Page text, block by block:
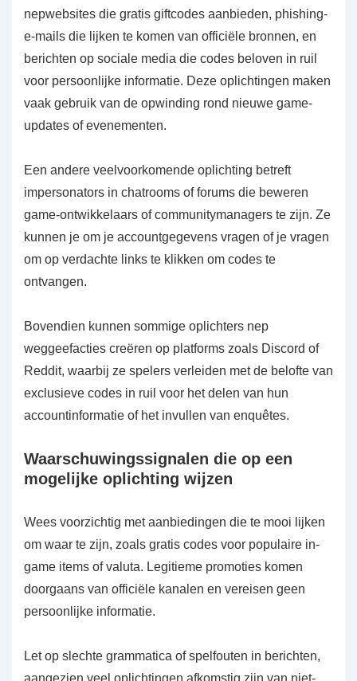
nepwebsites die gratis giftcodes aanbieden, phishing-
e-mails die lijken te komen van officiële bronnen, en
berichten op sociale media die codes beloven in ruil
voor persoonlijke informatie. Deze oplichtingen maken
vaak gebruik van de opwinding rond nieuwe game-
updates of evenementen.
Een andere veelvoorkomende oplichting betreft
impersonators in chatrooms of forums die beweren
game-ontwikkelaars of communitymanagers te zijn. Ze
kunnen je om je accountgegevens vragen of je vragen
om op verdachte links te klikken om codes te
ontvangen.
Bovendien kunnen sommige oplichters nep
weggeefacties creëren op platforms zoals Discord of
Reddit, waarbij ze spelers verleiden met de belofte van
exclusieve codes in ruil voor het delen van hun
accountinformatie of het invullen van enquêtes.
Waarschuwingssignalen die op een
mogelijke oplichting wijzen
Wees voorzichtig met aanbiedingen die te mooi lijken
om waar te zijn, zoals gratis codes voor populaire in-
game items of valuta. Legitieme promoties komen
doorgaans van officiële kanalen en vereisen geen
persoonlijke informatie.
Let op slechte grammatica of spelfouten in berichten,